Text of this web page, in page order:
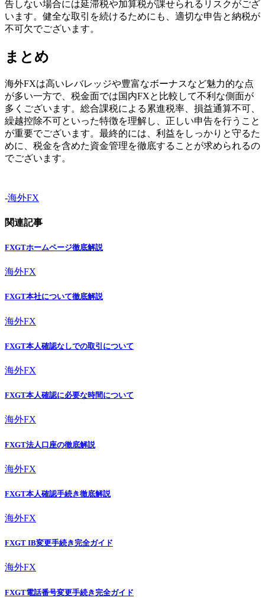
告しない場合には延滞税や加算税が課せられるリスクがござ
います。健全な取引を続けるためにも、適切な申告と納税が
不可欠でございます。
まとめ
海外FXは高いレバレッジや豊富なボーナスなど魅力的な点
が多い一方で、税金面では国内FXと比較して不利な側面が
多くございます。総合課税による累進税率、損益通算不可、
繰越控除不可といった特徴を理解し、正しい申告を行うこと
が重要でございます。最終的には、利益をしっかりと守るた
めに、税金を含めた資金管理を徹底することが求められるの
でございます。
-海外FX
関連記事
FXGTホームページ徹底解説
海外FX
FXGT本社について徹底解説
海外FX
FXGT本人確認なしでの取引について
海外FX
FXGT本人確認に必要な時間について
海外FX
FXGT法人口座の徹底解説
海外FX
FXGT本人確認手続き徹底解説
海外FX
FXGT IB変更手続き完全ガイド
海外FX
FXGT電話番号変更手続き完全ガイド